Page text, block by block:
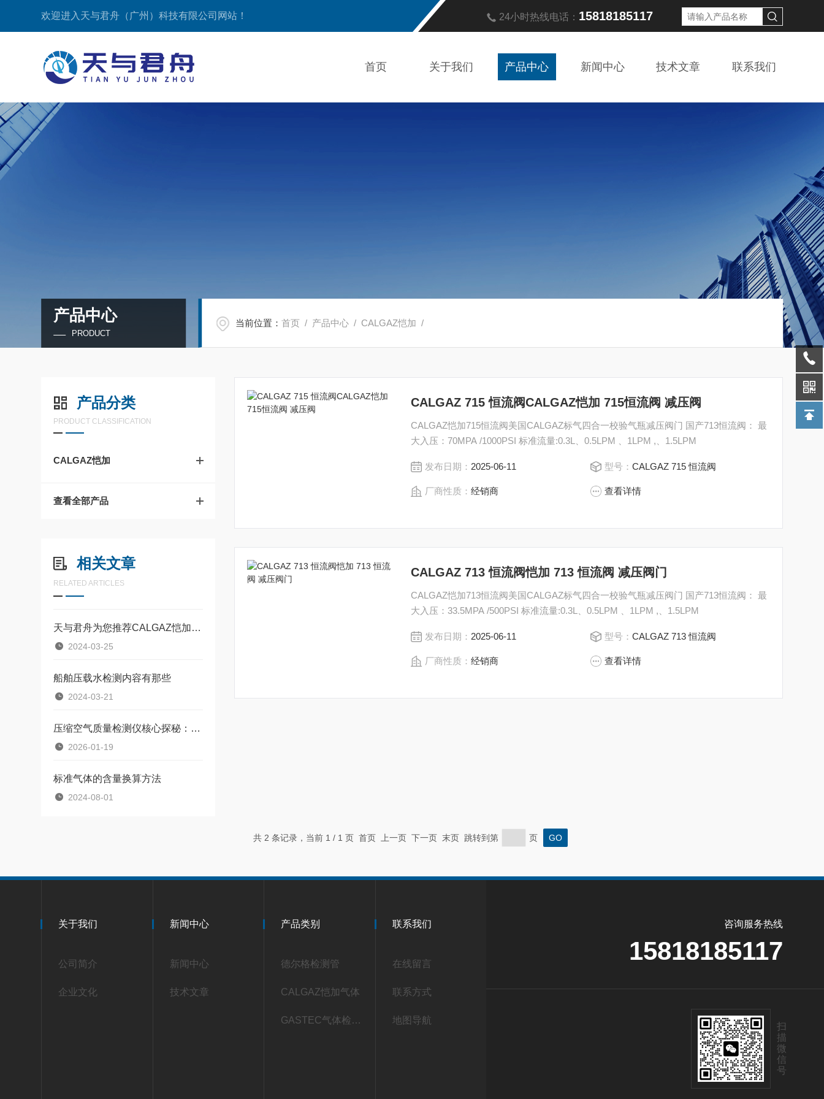
欢迎进入天与君舟（广州）科技有限公司网站！ 24小时热线电话： 15818185117
首页 关于我们 产品中心 新闻中心 技术文章 联系我们
产品中心
PRODUCT
当前位置：首页 / 产品中心 / CALGAZ恺加 /
产品分类
PRODUCT CLASSIFICATION
CALGAZ恺加
查看全部产品
相关文章
RELATED ARTICLES
天与君舟为您推荐CALGAZ恺加船用四合一标定气体
2024-03-25
船舶压载水检测内容有那些
2024-03-21
压缩空气质量检测仪核心探秘：从传感器原理到数据处理流程
2026-01-19
标准气体的含量换算方法
2024-08-01
CALGAZ 715 恒流阀CALGAZ恺加 715恒流阀 减压阀
CALGAZ恺加715恒流阀美国CALGAZ标气四合一校验气瓶减压阀门 国产713恒流阀： 最
大入压：70MPA /1000PSI 标准流量:0.3L、0.5LPM 、1LPM ,、1.5LPM
发布日期： 2025-06-11 型号： CALGAZ 715 恒流阀
厂商性质：经销商 查看详情
CALGAZ 713 恒流阀恺加 713 恒流阀 减压阀门
CALGAZ恺加713恒流阀美国CALGAZ标气四合一校验气瓶减压阀门 国产713恒流阀： 最
大入压：33.5MPA /500PSI 标准流量:0.3L、0.5LPM 、1LPM ,、1.5LPM
发布日期： 2025-06-11 型号： CALGAZ 713 恒流阀
厂商性质：经销商 查看详情
共 2 条记录，当前 1 / 1 页 首页 上一页 下一页 末页 跳转到第 页
关于我们
公司简介
企业文化
新闻中心
新闻中心
技术文章
产品类别
德尔格检测管
CALGAZ恺加气体
GASTEC气体检测管
联系我们
在线留言
联系方式
地图导航
咨询服务热线
15818185117
扫
描
微
信
号